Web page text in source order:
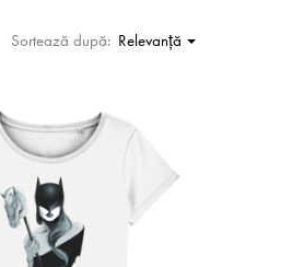
Sortează după: Relevanţă